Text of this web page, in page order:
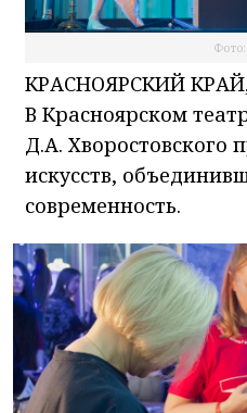
КРАСНОЯРСКИЙ
В Красноярском
Д.А. Хворостовского
искусств,
современность.